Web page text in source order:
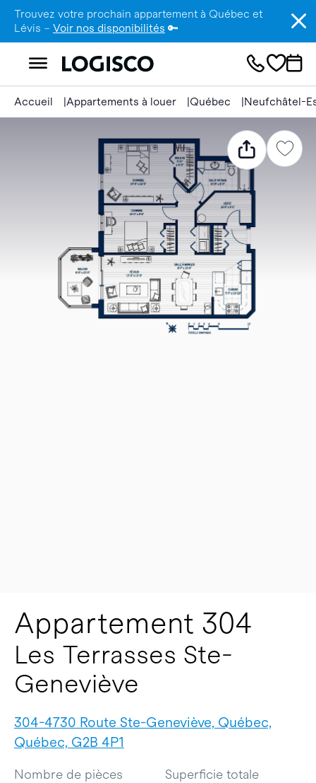
Trouvez votre prochain appartement à Québec et
Lévis – Voir nos disponibilités 🔑
Accueil Appartements à louer Québec Neufchâtel-
Appartement 304
Les Terrasses Ste-
Geneviève
304-4730 Route Ste-Geneviève, Québec,
Québec, G2B 4P1
Nombre de pièces Superficie totale